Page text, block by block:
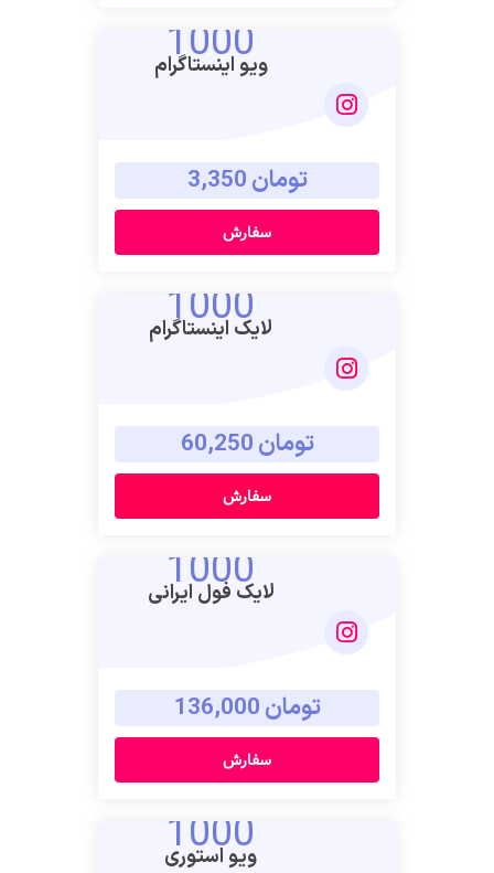
1000
ویو اینستاگرام
تومان 3,350
سفارش
1000
لایک اینستاگرام
تومان 60,250
سفارش
1000
لایک فول ایرانی
تومان 136,000
سفارش
1000
ویو استوری